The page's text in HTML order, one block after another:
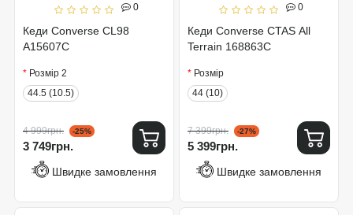
0
Кеди Converse CL98
A15607C
Розмір 2
44.5 (10.5)
4 999грн. -25%
3 749грн.
Швидке замовлення
0
Кеди Converse CTAS All
Terrain 168863C
Розмір
44 (10)
7 399грн. -27%
5 399грн.
Швидке замовлення